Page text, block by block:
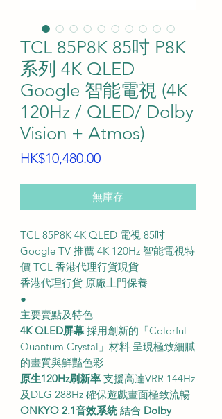
TCL 85P8K 85吋 P8K
系列 4K QLED
Google 智能電視 (4K
120Hz / QLED/ Dolby
Vision + Atmos)
HK$10,480.00價
無庫存
TCL 85P8K 4K QLED 電視 85吋
Google TV 推薦 4K 120Hz 智能電視特
價 TCL 香港代理行貨現貨
香港代理行貨 原廠上門保養
●
主要賣點及特色
4K QLED屏幕 採用創新的「Colorful
Quantum Crystal」材料 呈現極致細膩
的畫質與鮮豔色彩
原生120Hz刷新率 支援高達VRR 144Hz
及DLG 288Hz 確保遊戲畫面極致流暢
ONKYO 2.1音效系統結合 Dolby